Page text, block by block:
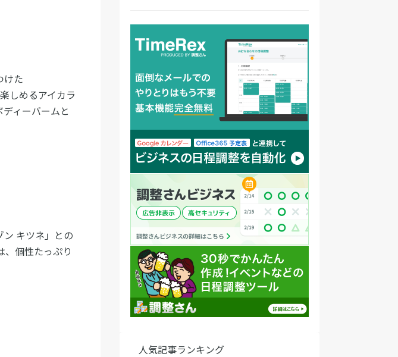
けた
しめるアイカラ
ィーバームと
キツネ」との
、個性たっぷり
人気記事ランキング